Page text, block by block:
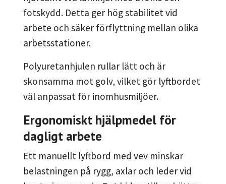
fotskydd. Detta ger hög stabilitet vid
arbete och säker förflyttning mellan olika
arbetsstationer.
Polyuretanhjulen rullar lätt och är
skonsamma mot golv, vilket gör lyftbordet
väl anpassat för inomhusmiljöer.
Ergonomiskt hjälpmedel för
dagligt arbete
Ett manuellt lyftbord med vev minskar
belastningen på rygg, axlar och leder vid